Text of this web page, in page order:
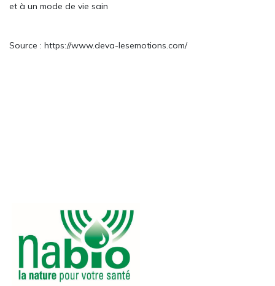
et à un mode de vie sain
Source : https://www.deva-lesemotions.com/